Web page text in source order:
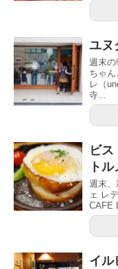
ユヌ
週末の
ちゃ
レ（
寺...
ビ
ト
週末、
ェ レ
CAFE
イル